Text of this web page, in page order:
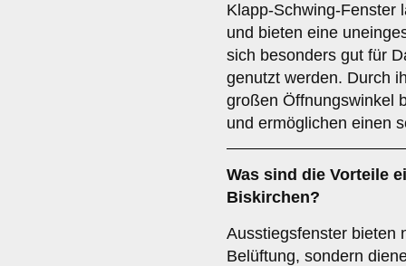
Klapp-Schwing-Fenster
und bieten eine
sich besonders gut für
genutzt werden. Durch
großen Öffnungswinkel
und ermöglichen einen
Was sind die Vorteile
Biskirchen?
Ausstiegsfenster bieten
Belüftung, sondern